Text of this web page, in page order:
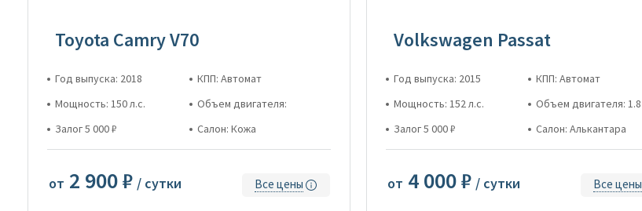
Toyota Camry V70
Год выпуска: 2018
КПП: Автомат
Мощность: 150 л.с.
Объем двигателя:
Залог 5 000 ₽
Салон: Кожа
от 2 900 ₽ / сутки Все цены
Volkswagen Passat
Год выпуска: 2015
КПП: Автомат
Мощность: 152 л.с.
Объем двигателя: 1.8
Залог 5 000 ₽
Салон: Алькантара
от 4 000 ₽ / сутки Все цены